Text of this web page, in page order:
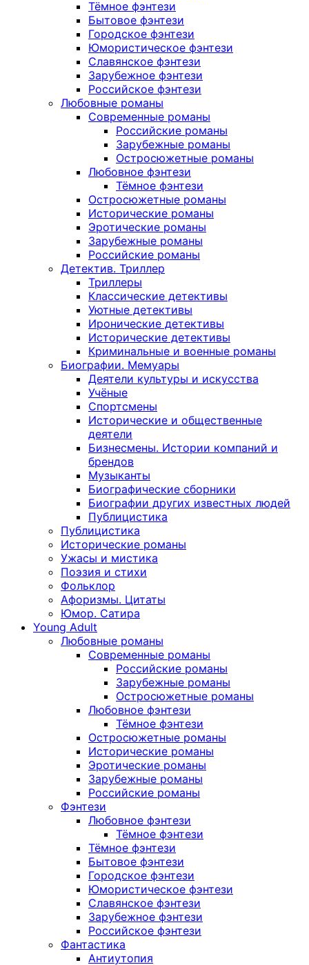
Тёмное фэнтези
Бытовое фэнтези
Городское фэнтези
Юмористическое фэнтези
Славянское фэнтези
Зарубежное фэнтези
Российское фэнтези
Любовные романы
Современные романы
Российские романы
Зарубежные романы
Остросюжетные романы
Любовное фэнтези
Тёмное фэнтези
Остросюжетные романы
Исторические романы
Эротические романы
Зарубежные романы
Российские романы
Детектив. Триллер
Триллеры
Классические детективы
Уютные детективы
Иронические детективы
Исторические детективы
Криминальные и военные романы
Биографии. Мемуары
Деятели культуры и искусства
Учёные
Спортсмены
Исторические и общественные
деятели
Бизнесмены. Истории компаний и
брендов
Музыканты
Биографические сборники
Биографии других известных людей
Публицистика
Публицистика
Исторические романы
Ужасы и мистика
Поэзия и стихи
Фольклор
Афоризмы. Цитаты
Юмор. Сатира
Young Adult
Любовные романы
Современные романы
Российские романы
Зарубежные романы
Остросюжетные романы
Любовное фэнтези
Тёмное фэнтези
Остросюжетные романы
Исторические романы
Эротические романы
Зарубежные романы
Российские романы
Фэнтези
Любовное фэнтези
Тёмное фэнтези
Тёмное фэнтези
Бытовое фэнтези
Городское фэнтези
Юмористическое фэнтези
Славянское фэнтези
Зарубежное фэнтези
Российское фэнтези
Фантастика
Антиутопия